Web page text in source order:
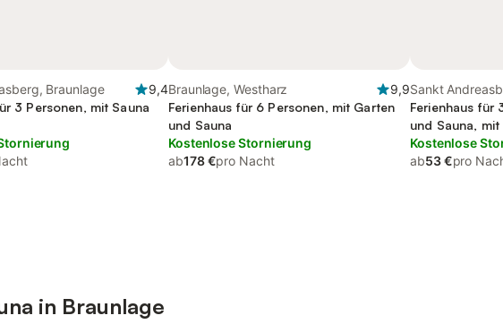
Braunlage
9,4
3 Personen, mit Sauna
Braunlage, Westharz
9,9
Ferienhaus für 6 Personen, mit Garten
und Sauna
Kostenlose Stornierung
ab178 €pro Nacht
Sankt
Ferienhaus für
und Sauna,
Kostenlose
ab53 €pro
in Braunlage